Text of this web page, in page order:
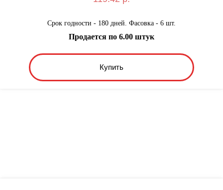
Срок годности - 180 дней. Фасовка - 6 шт.
Купить
Продается по 6.00 штук